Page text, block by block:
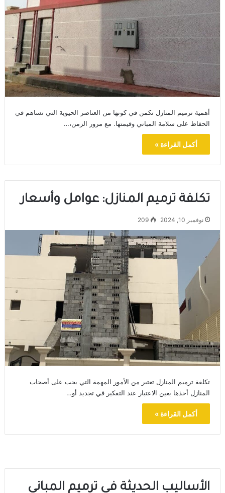
أهمية ترميم المنازل تكمن في كونها من العناصر الحيوية التي تساهم في
الحفاظ على سلامة المباني وقيمتها. مع مرور الزمن،…
أكمل القراءة »
تكلفة ترميم المنازل: عوامل وأسعار
نوفمبر 10, 2024 209
تكلفة ترميم المنازل تعتبر من الأمور المهمة التي يجب على أصحاب
المنازل أخذها بعين الاعتبار عند التفكير في تجديد أو…
أكمل القراءة »
الأساليب الحديثة في ترميم المباني